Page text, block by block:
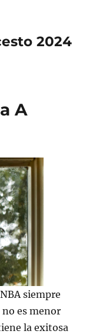
2024
A
siempre
es menor
la exitosa